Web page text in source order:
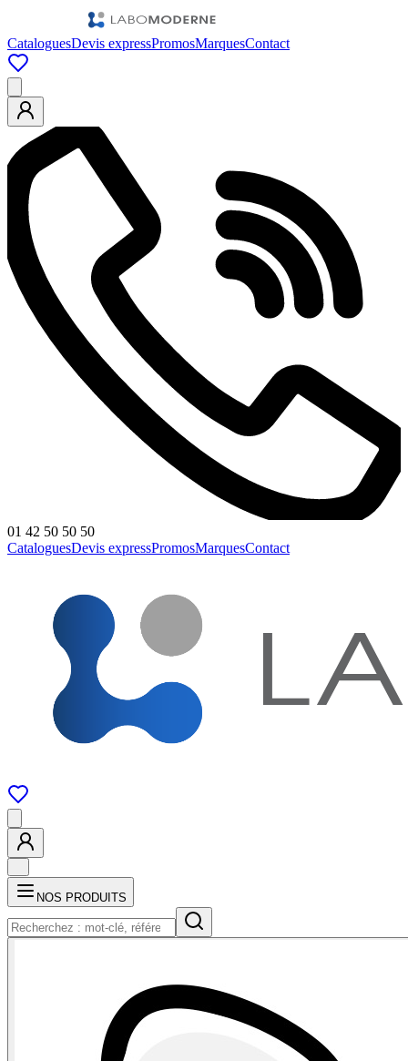
CataloguesDevis expressPromosMarquesContact
01 42 50 50 50
CataloguesDevis expressPromosMarquesContact
NOS PRODUITS